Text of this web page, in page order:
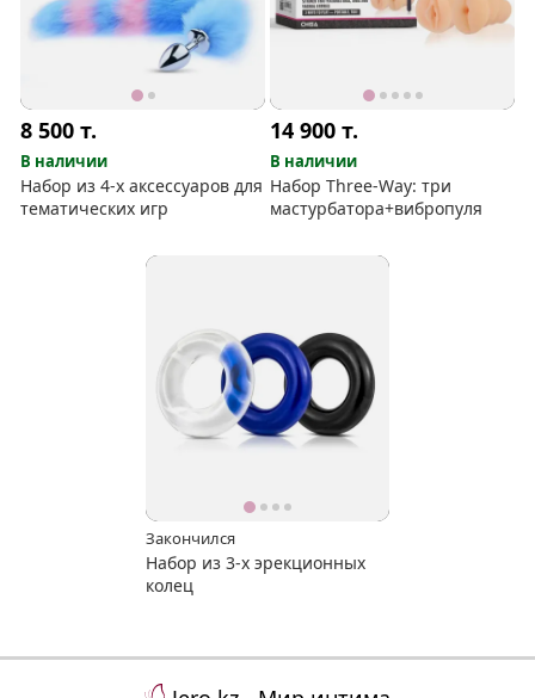
8 500т.
В наличии
Набор из 4-х аксессуаров для
тематических игр
14 900т.
В наличии
Набор Three-Way: три
мастурбатора+вибропуля
Закончился
Набор из 3-х эрекционных
колец